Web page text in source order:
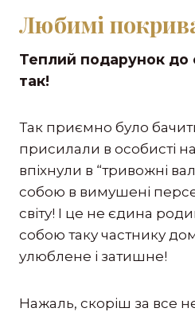
Любимі
Теплий подарунок до
так!
Так приємно було
присилали в особисті
впіхнули в “тривожні
собою в вимушені
світу! І це не єдина
собою таку частнику
улюблене і затишне!
Нажаль, скоріш за все